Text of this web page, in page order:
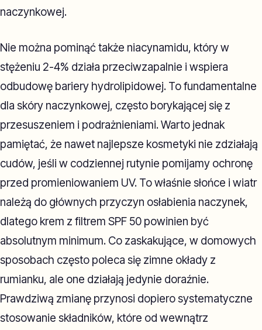
naczynkowej.
Nie można pominąć także niacynamidu, który w
stężeniu 2-4% działa przeciwzapalnie i wspiera
odbudowę bariery hydrolipidowej. To fundamentalne
dla skóry naczynkowej, często borykającej się z
przesuszeniem i podrażnieniami. Warto jednak
pamiętać, że nawet najlepsze kosmetyki nie zdziałają
cudów, jeśli w codziennej rutynie pomijamy ochronę
przed promieniowaniem UV. To właśnie słońce i wiatr
należą do głównych przyczyn osłabienia naczynek,
dlatego krem z filtrem SPF 50 powinien być
absolutnym minimum. Co zaskakujące, w domowych
sposobach często poleca się zimne okłady z
rumianku, ale one działają jedynie doraźnie.
Prawdziwą zmianę przynosi dopiero systematyczne
stosowanie składników, które od wewnątrz